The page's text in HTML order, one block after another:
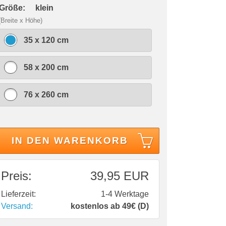
klein
x Höhe)
35 x 120 cm
58 x 200 cm
76 x 260 cm
IN DEN WARENKORB
Preis: 39,95 EUR
Lieferzeit:
1-4 Werktage
Versand:
kostenlos ab 49€ (D)